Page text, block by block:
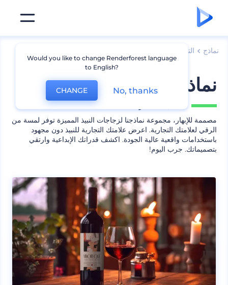
نماذج التعبئة
نماذج زجاجات نبيذ مميزة
مصممة للإبهار، مجموعة نماذجنا لزجاجات النبيذ المميزة توفر لمسة من
الرقي لعلامتك التجارية. اعرض علامتك التجارية للنبيذ دون مجهود
باستخدامات واقعية عالية الجودة. اكشف قدراتك الإبداعية وارتقي
بتصميماتك. جرب اليوم!
Would you like to change Renderforest language
to English?
CHANGE No, thanks